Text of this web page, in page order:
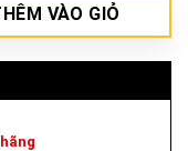
VÀO GIỎ